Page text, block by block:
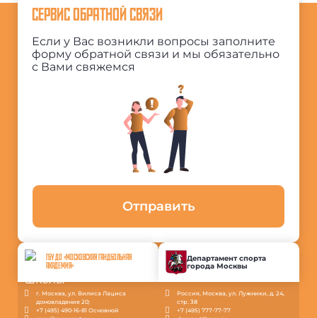
СЕРВИС ОБРАТНОЙ СВЯЗИ
Если у Вас возникли вопросы заполните
форму обратной связи и мы обязательно
с Вами свяжемся
Отправить
ГБУ ДО «МОСКОВСКАЯ ГАНДБОЛЬНАЯ
АКАДЕМИЯ»
г. Москва, ул. Вилиса Лациса
домовладение 20;
+7 (495) 490-16-81 Основной
Департамент спорта
города Москвы
Россия, Москва, ул. Лужники, д. 24,
стр. 38
+7 (495) 777-77-77